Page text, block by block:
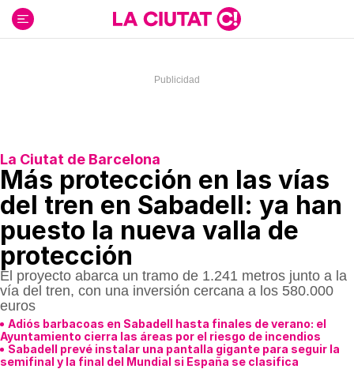
contenido
La Ciutat de Barcelona
Más protección en las vías
del tren en Sabadell: ya han
puesto la nueva valla de
protección
El proyecto abarca un tramo de 1.241 metros junto a la
vía del tren, con una inversión cercana a los 580.000
euros
Adiós barbacoas en Sabadell hasta finales de verano: el
Ayuntamiento cierra las áreas por el riesgo de incendios
Sabadell prevé instalar una pantalla gigante para seguir la
semifinal y la final del Mundial si España se clasifica